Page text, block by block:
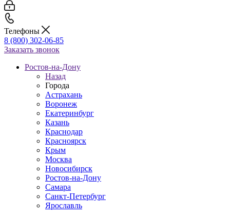
Телефоны
8 (800) 302-06-85
Заказать звонок
Ростов-на-Дону
Назад
Города
Астрахань
Воронеж
Екатеринбург
Казань
Краснодар
Красноярск
Крым
Москва
Новосибирск
Ростов-на-Дону
Самара
Санкт-Петербург
Ярославль